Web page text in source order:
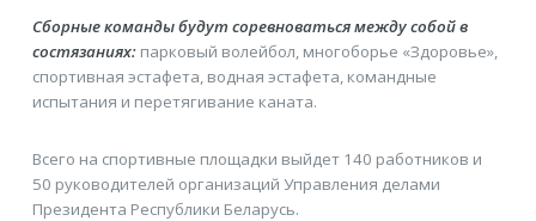
Сборные команды будут соревноваться между собой в
состязаниях:парковый волейбол, многоборье «Здоровье»,
спортивная эстафета, водная эстафета, командные
испытания и перетягивание каната.
Всего на спортивные площадки выйдет 140 работников и
50 руководителей организаций Управления делами
Президента Республики Беларусь.